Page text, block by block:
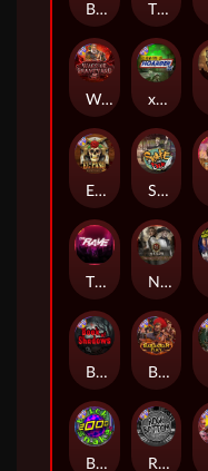
Skate or Die
Bangkok Hilton
Nexus Tombstone RIP
Book Of Shadows
Rock Bottom
El Pasa Gunfight xNudge
Brick Snake 2000
Warrior Graveyard xNudge
Barbarian Fury
xWays Hoarder xSplit
The Border
The Rave